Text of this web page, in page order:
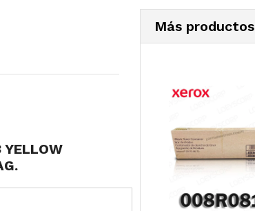
YELLOW
Más productos